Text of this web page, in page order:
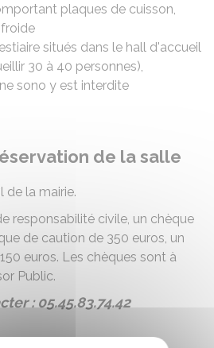
plaques de cuisson,
situés dans le hall d'accueil
30 à 40 personnes),
sono y est interdite
de la salle
de la mairie.
responsabilité civile, un chèque
de caution de 350 euros, un
euros. Les chèques sont à
Public.
: 05.45.83.74.42